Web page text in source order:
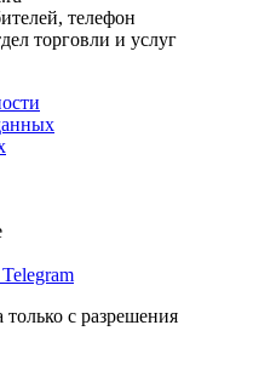
телефон
торговли и услуг
с разрешения